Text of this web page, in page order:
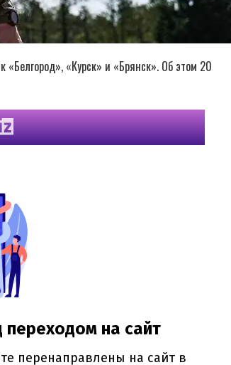
«Белгород», «Курск» и «Брянск». Об этом 20